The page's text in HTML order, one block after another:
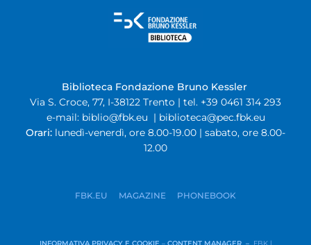
Biblioteca Fondazione Bruno Kessler
Via S. Croce, 77, I-38122 Trento | tel. +39 0461 314 293
e-mail: biblio@fbk.eu | biblioteca@pec.fbk.eu
Orari: lunedì-venerdì, ore 8.00-19.00 | sabato, ore 8.00-
12.00
FBK.EU MAGAZINE PHONEBOOK